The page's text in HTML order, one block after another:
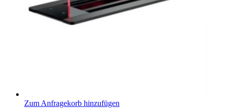
Zum Anfragekorb hinzufügen